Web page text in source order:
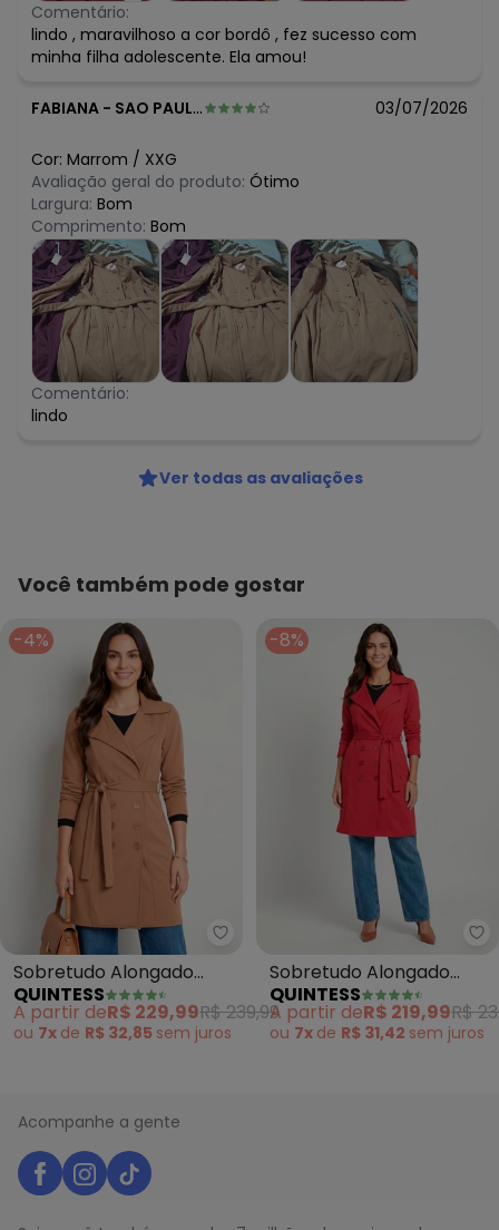
Comentário:
lindo , maravilhoso a cor bordô , fez sucesso com
minha filha adolescente. Ela amou!
FABIANA - SAO PAULO - SP 03/07/2026
Cor: Marrom / XXG
Avaliação geral do produto: Ótimo
Largura: Bom
Comprimento: Bom
Comentário:
lindo
Ver todas as avaliações
Você também pode gostar
-4%
Quintess - Sobretudo
Sobretudo Alongado
(Caramelo) com Faixa e
Botões
QUINTESS
A partir deR$ 229,99R$ 239,99
ou 7x de R$ 32,85 sem juros
-8%
Sobretudo Alongado
(Vermelho) com Faixa e
Botões
QUINTESS
A partir deR$ 219,99R$
ou 7x de R$ 31,42 sem juros
Acompanhe a gente